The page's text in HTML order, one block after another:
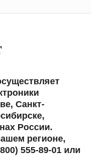
Санкт-
России.
регионе,
555-89-01 или